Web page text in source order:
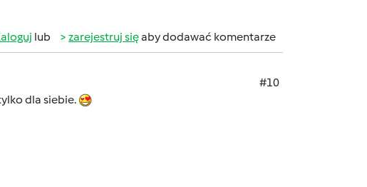
lub zarejestruj sięaby dodawać komentarze
#10
dla siebie.